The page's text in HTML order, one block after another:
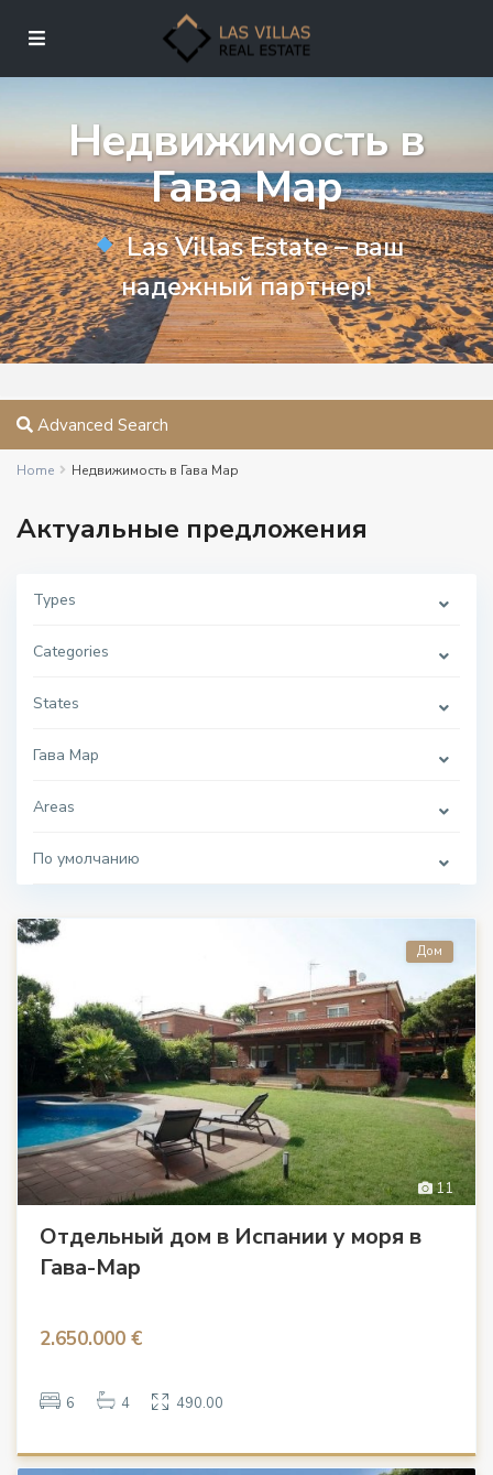
Недвижимость в
Гава Мар
Las Villas Estate – ваш
надежный партнер!
Advanced Search
Home Недвижимость в Гава Мар
Актуальные предложения
Types
Categories
States
Гава Мар
Areas
По умолчанию
11
Дом
Отдельный дом в Испании у моря в
Гава-Мар
2.650.000 €
6 4 490.00